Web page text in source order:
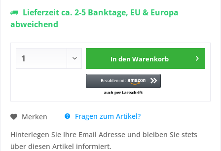
Lieferzeit ca. 2-5 Banktage, EU & Europa
abweichend
In den Warenkorb
Merken
Fragen zum Artikel?
Hinterlegen Sie Ihre Email Adresse und bleiben Sie stets
über diesen Artikel informiert.